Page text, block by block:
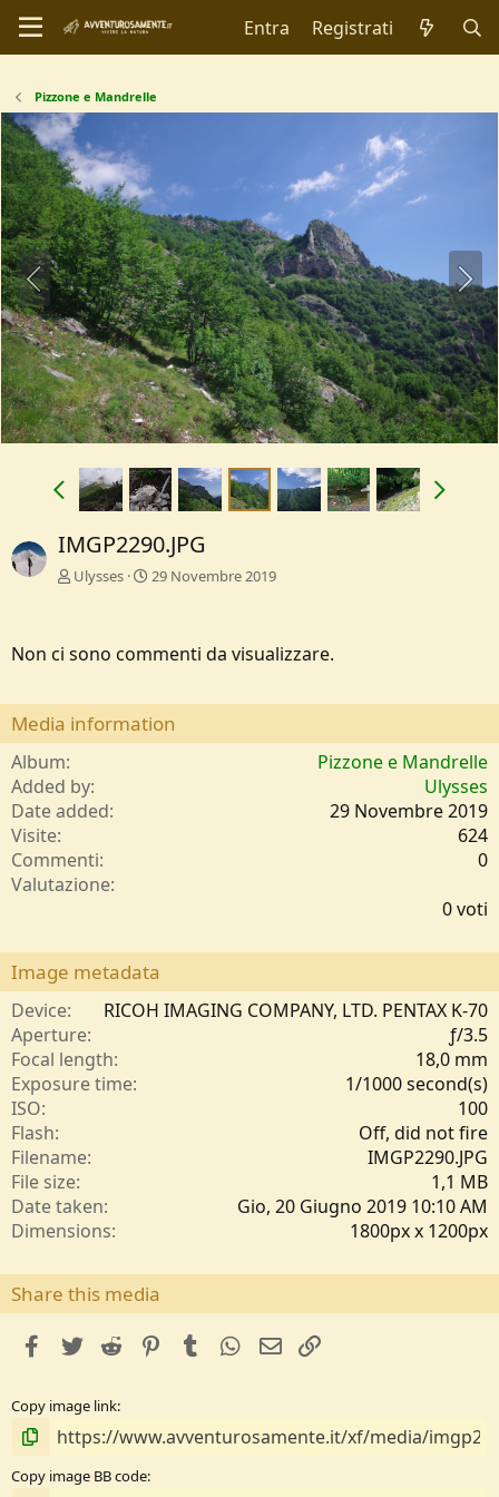
Entra Registrati
Pizzone e Mandrelle
IMGP2290.JPG
Ulysses 29 Novembre 2019
Non ci sono commenti da visualizzare.
Media information
Album
Pizzone e Mandrelle
Added by
Ulysses
Date added
29 Novembre 2019
Visite
624
Commenti
0
Valutazione
0
t
e
l
/
a
0 voti
Image metadata
Device
RICOH IMAGING COMPANY, LTD. PENTAX K-70
Aperture
ƒ/3.5
Focal length
18,0 mm
Exposure time
1/1000 second(s)
ISO
100
Flash
Off, did not fire
Filename
IMGP2290.JPG
File size
1,1 MB
Date taken
Gio, 20 Giugno 2019 10:10 AM
Dimensions
1800px x 1200px
Share this media
facebookTwitterReddit PinterestTumblrWhatsApp
e-mail
Copy image link
Copy image BB code